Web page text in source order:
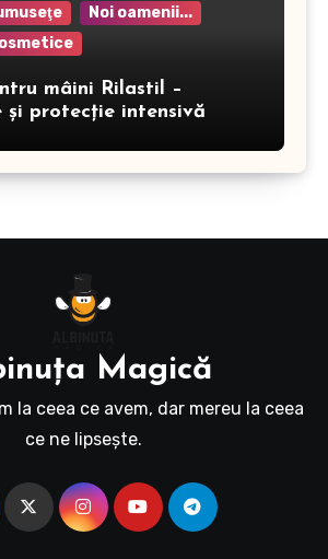
Noi oamenii...
mâini Rilastil –
și protecție intensivă
Magică
la ceea ce avem, dar mereu la ceea
ce ne lipseşte.